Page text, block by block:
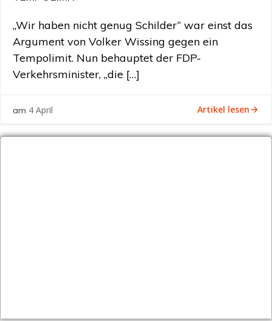
„Wir haben nicht genug Schilder“ war einst das
Argument von Volker Wissing gegen ein
Tempolimit. Nun behauptet der FDP-
Verkehrsminister, „die […]
am 4 April Artikel lesen